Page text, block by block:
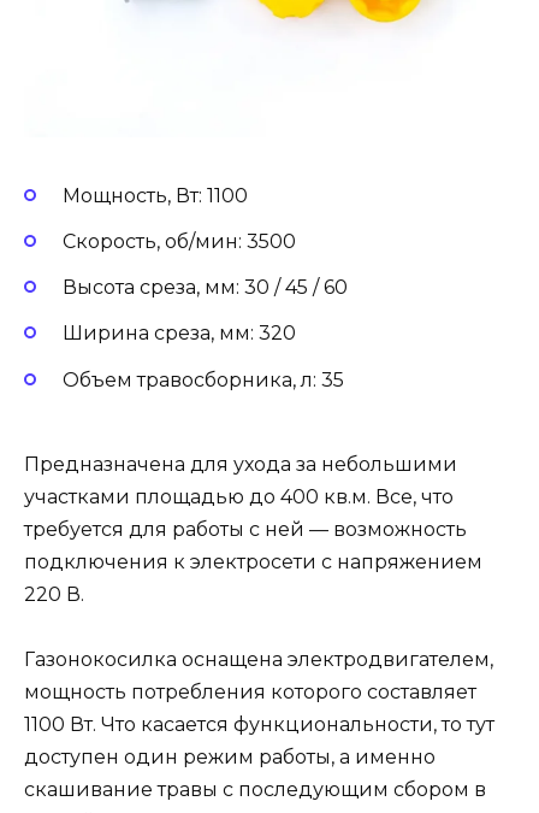
Мощность, Вт: 1100
Скорость, об/мин: 3500
Высота среза, мм: 30 / 45 / 60
Ширина среза, мм: 320
Объем травосборника, л: 35
Предназначена для ухода за небольшими
участками площадью до 400 кв.м. Все, что
требуется для работы с ней — возможность
подключения к электросети с напряжением
220 В.
Газонокосилка оснащена электродвигателем,
мощность потребления которого составляет
1100 Вт. Что касается функциональности, то тут
доступен один режим работы, а именно
скашивание травы с последующим сбором в